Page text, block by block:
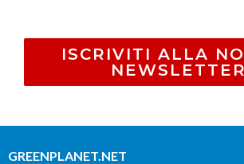
ISCRIVITI ALLA
NEWSLETTER
GREENPLANET.NET